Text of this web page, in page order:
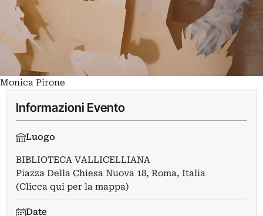
Monica Pirone
Informazioni Evento
Luogo
BIBLIOTECA VALLICELLIANA
Piazza Della Chiesa Nuova 18, Roma, Italia
(Clicca qui per la mappa)
Date